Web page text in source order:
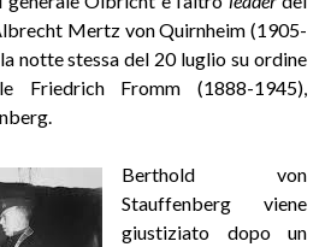
Mertz von Quirnheim (1905-
notte stessa del 20 luglio su ordine
Friedrich Fromm (1888-1945),
Berthold von
Stauffenberg viene
giustiziato dopo un